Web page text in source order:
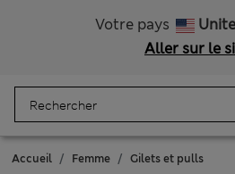
Votre pays
Aller sur le
Accueil Femme Gilets et pulls